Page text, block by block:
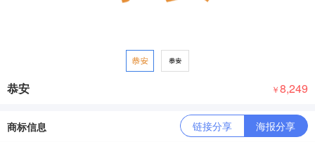
恭安 ￥8,249
商标信息 链接分享 海报分享